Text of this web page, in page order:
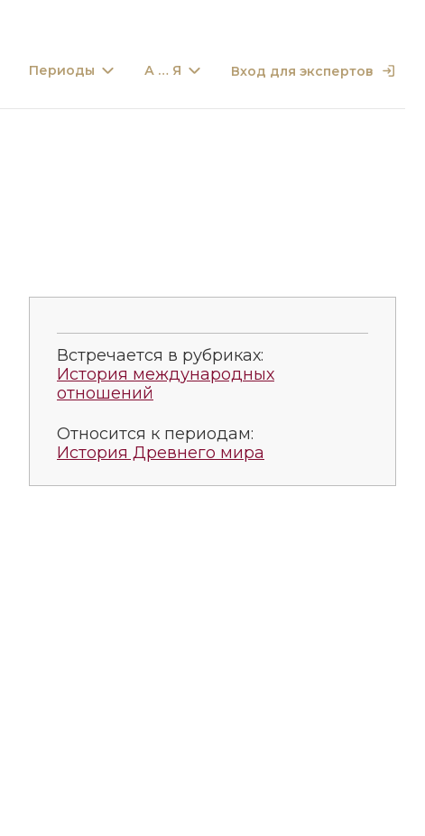
Периоды А … Я Вход для экспертов
Встречается в рубриках:
История международных
отношений
Относится к периодам:
История Древнего мира